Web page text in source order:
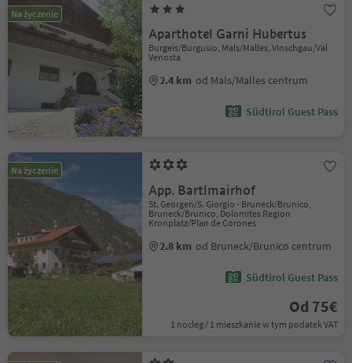
Na życzenie
Aparthotel Garni Hubertus
Burgeis/Burgusio, Mals/Malles, Vinschgau/Val
Venosta
2.4 km od Mals/Malles centrum
Südtirol Guest Pass
Na życzenie
App. Bartlmairhof
St. Georgen/S. Giorgio - Bruneck/Brunico,
Bruneck/Brunico, Dolomites Region
Kronplatz/Plan de Corones
2.8 km od Bruneck/Brunico centrum
Südtirol Guest Pass
Od 75€
1 nocleg / 1 mieszkanie w tym podatek VAT